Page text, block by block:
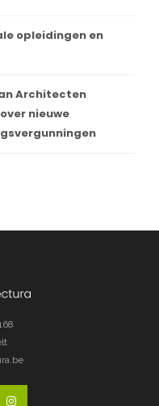
opleidingen en
Architecten
nieuwe